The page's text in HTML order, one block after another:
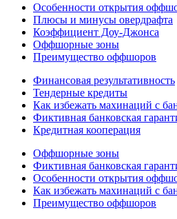
Особенности открытия
Плюсы и минусы овердрафта
Коэффициент Доу-Джонса
Оффшорные зоны
Преимущество оффшоров
Финансовая результативность
Тендерные кредиты
Как избежать махинаций с
Фиктивная банковская
Кредитная кооперация
Оффшорные зоны
Фиктивная банковская
Особенности открытия
Как избежать махинаций с
Преимущество оффшоров